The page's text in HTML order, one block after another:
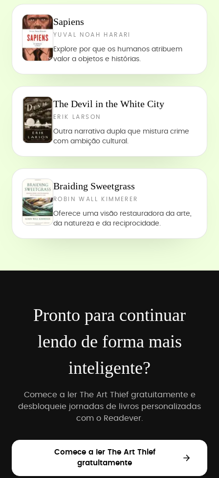
Sapiens
YUVAL NOAH HARARI
Explore por que os humanos atribuem
valor a objetos e histórias.
The Devil in the White City
ERIK LARSON
Outra narrativa dupla que mistura crime
com ambição cultural.
Braiding Sweetgrass
ROBIN WALL KIMMERER
Oferece uma visão restauradora da arte,
da natureza e da reciprocidade.
Pronto para continuar
lendo de forma mais
inteligente?
Comece a ler The Art Thief gratuitamente e
desbloqueie jornadas de livros personalizadas
com o Readever.
Comece a ler The Art Thief
gratuitamente